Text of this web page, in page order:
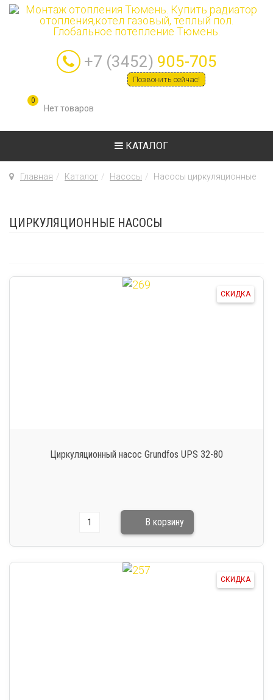
+7 (3452) 905-705
Позвонить сейчас!
0
КАТАЛОГ
Главная Каталог Насосы Насосы циркуляционные
ЦИРКУЛЯЦИОННЫЕ НАСОСЫ
СКИДКА
Циркуляционный насос Grundfos UPS 32-80
СКИДКА